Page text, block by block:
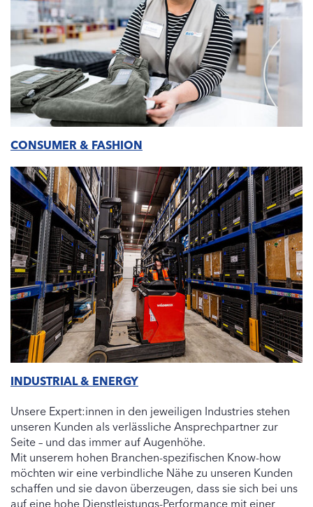
CONSUMER & FASHION
INDUSTRIAL & ENERGY
Unsere Expert:innen in den jeweiligen Industries stehen
unseren Kunden als verlässliche Ansprechpartner zur
Seite – und das immer auf Augenhöhe.
Mit unserem hohen Branchen-spezifischen Know-how
möchten wir eine verbindliche Nähe zu unseren Kunden
schaffen und sie davon überzeugen, dass sie sich bei uns
auf eine hohe Dienstleistungs-Performance mit einer